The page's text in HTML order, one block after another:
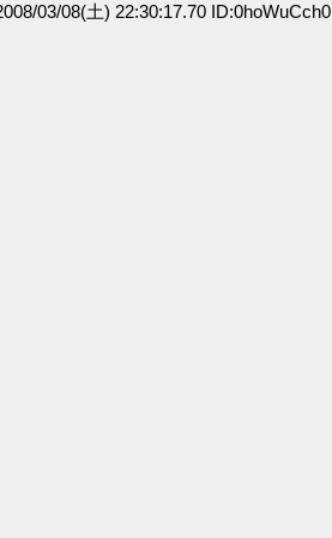
03/08(土) 22:30:17.70 ID:0hoWuCch0